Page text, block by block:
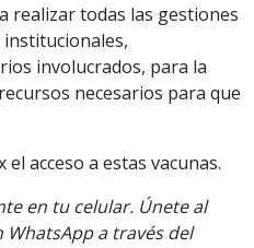
realizar todas las gestiones
involucrados, para la
necesarios para que
acceso a estas vacunas.
en tu celular. Únete al
a través del